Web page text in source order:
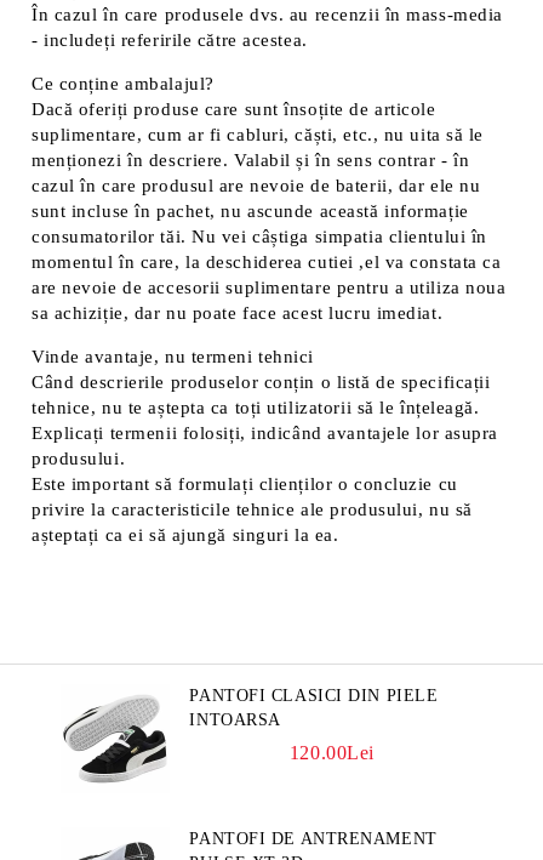
În cazul în care produsele dvs. au recenzii în mass-media
- includeți referirile către acestea.
Ce conține ambalajul?
Dacă oferiți produse care sunt însoțite de articole
suplimentare, cum ar fi cabluri, căști, etc., nu uita să le
menționezi în descriere. Valabil și în sens contrar - în
cazul în care produsul are nevoie de baterii, dar ele nu
sunt incluse în pachet, nu ascunde această informație
consumatorilor tăi. Nu vei câștiga simpatia clientului în
momentul în care, la deschiderea cutiei ,el va constata ca
are nevoie de accesorii suplimentare pentru a utiliza noua
sa achiziție, dar nu poate face acest lucru imediat.
Vinde avantaje, nu termeni tehnici
Când descrierile produselor conțin o listă de specificații
tehnice, nu te aștepta ca toți utilizatorii să le înțeleagă.
Explicați termenii folosiți, indicând avantajele lor asupra
produsului.
Este important să formulați clienților o concluzie cu
privire la caracteristicile tehnice ale produsului, nu să
așteptați ca ei să ajungă singuri la ea.
PANTOFI CLASICI DIN PIELE
INTOARSA
120.00Lei
PANTOFI DE ANTRENAMENT